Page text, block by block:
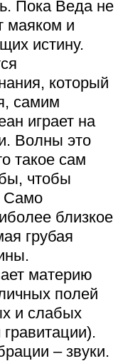
Пока Веда не
маяком и
истину.
который
самим
играет на
Волны это
такое сам
чтобы
Само
близкое
грубая
материю
полей
и слабых
– звуки.